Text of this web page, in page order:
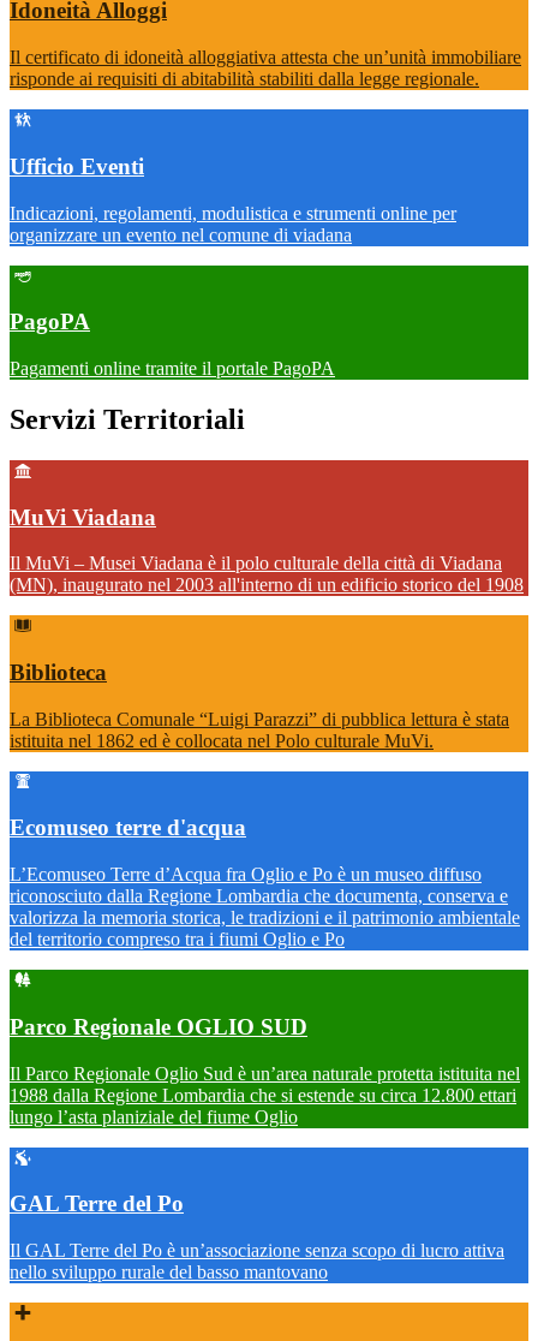
Idoneità Alloggi
Il certificato di idoneità alloggiativa attesta che un’unità immobiliare
risponde ai requisiti di abitabilità stabiliti dalla legge regionale.
Ufficio Eventi
Indicazioni, regolamenti, modulistica e strumenti online per
organizzare un evento nel comune di viadana
PagoPA
Pagamenti online tramite il portale PagoPA
Servizi Territoriali
MuVi Viadana
Il MuVi – Musei Viadana è il polo culturale della città di Viadana
(MN), inaugurato nel 2003 all'interno di un edificio storico del 1908
Biblioteca
La Biblioteca Comunale “Luigi Parazzi” di pubblica lettura è stata
istituita nel 1862 ed è collocata nel Polo culturale MuVi.
Ecomuseo terre d'acqua
L’Ecomuseo Terre d’Acqua fra Oglio e Po è un museo diffuso
riconosciuto dalla Regione Lombardia che documenta, conserva e
valorizza la memoria storica, le tradizioni e il patrimonio ambientale
del territorio compreso tra i fiumi Oglio e Po
Parco Regionale OGLIO SUD
Il Parco Regionale Oglio Sud è un’area naturale protetta istituita nel
1988 dalla Regione Lombardia che si estende su circa 12.800 ettari
lungo l’asta planiziale del fiume Oglio
GAL Terre del Po
Il GAL Terre del Po è un’associazione senza scopo di lucro attiva
nello sviluppo rurale del basso mantovano